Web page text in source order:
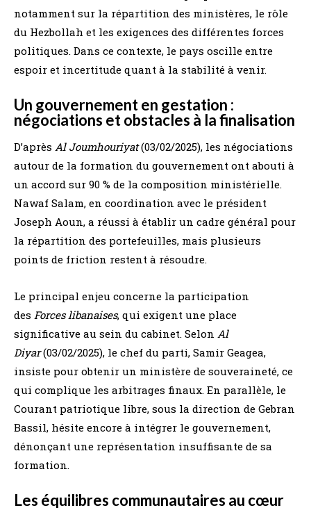
notamment sur la répartition des ministères, le rôle
du Hezbollah et les exigences des différentes forces
politiques. Dans ce contexte, le pays oscille entre
espoir et incertitude quant à la stabilité à venir.
Un gouvernement en gestation :
négociations et obstacles à la finalisation
D’après Al Joumhouriyat(03/02/2025), les négociations
autour de la formation du gouvernement ont abouti à
un accord sur 90 % de la composition ministérielle.
Nawaf Salam, en coordination avec le président
Joseph Aoun, a réussi à établir un cadre général pour
la répartition des portefeuilles, mais plusieurs
points de friction restent à résoudre.
Le principal enjeu concerne la participation
des Forces libanaises, qui exigent une place
significative au sein du cabinet. Selon Al
Diyar(03/02/2025), le chef du parti, Samir Geagea,
insiste pour obtenir un ministère de souveraineté, ce
qui complique les arbitrages finaux. En parallèle, le
Courant patriotique libre, sous la direction de Gebran
Bassil, hésite encore à intégrer le gouvernement,
dénonçant une représentation insuffisante de sa
formation.
Les équilibres communautaires au cœur